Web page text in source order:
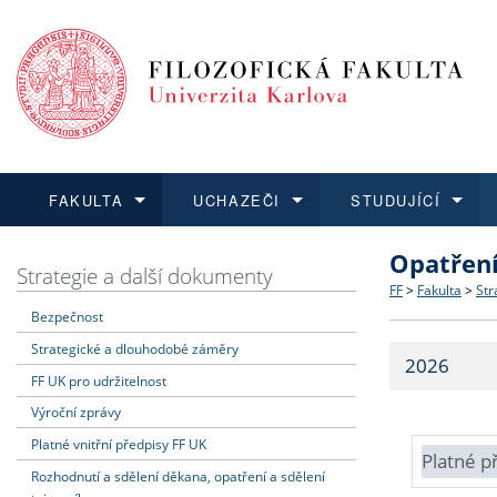
FAKULTA
Dozvědět se více
Struktura
Strategie
Fakultní
UCHAZEČI
Podat přihlášku
Co
Učitelské
STUDUJÍCÍ
Dozvědět se více
Dozvědět se více
O vědě a
Dozvědět se více
Aktuální
Strategie a další dokumenty
Bezpečnost
Strategické a dlouhodobé záměry
FF UK pro udržitelnost
Výroční zprávy
Platné vnitřní předpisy FF UK
Rozhodnutí a sdělení děkana, opatření a sdělení
FF > Fakulta >
2026
Platné